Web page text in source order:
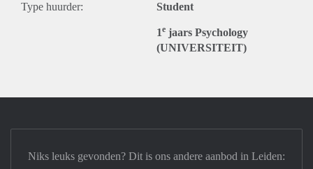
Type huurder: Student
1e jaars Psychology
(UNIVERSITEIT)
Niks leuks gevonden? Dit is ons andere aanbod in Leiden: